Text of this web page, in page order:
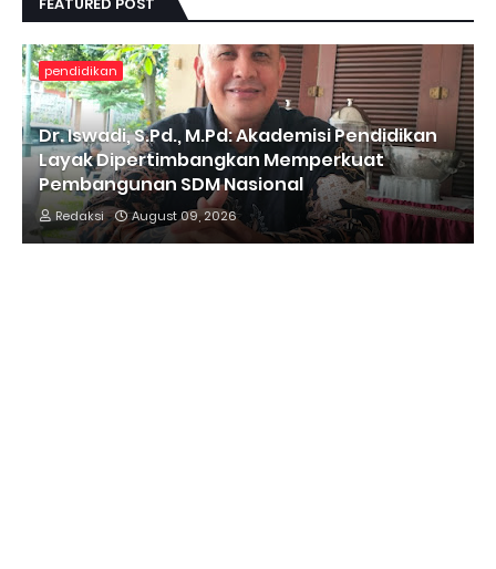
pendidikan
Dr. Iswadi, S.Pd., M.Pd: Akademisi Pendidikan
Layak Dipertimbangkan Memperkuat
Pembangunan SDM Nasional
Redaksi August 09, 2026